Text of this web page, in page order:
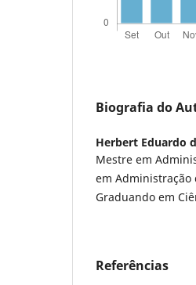
Biografia do
Herbert Eduardo
Mestre em
em Administração
Graduando em
Referências